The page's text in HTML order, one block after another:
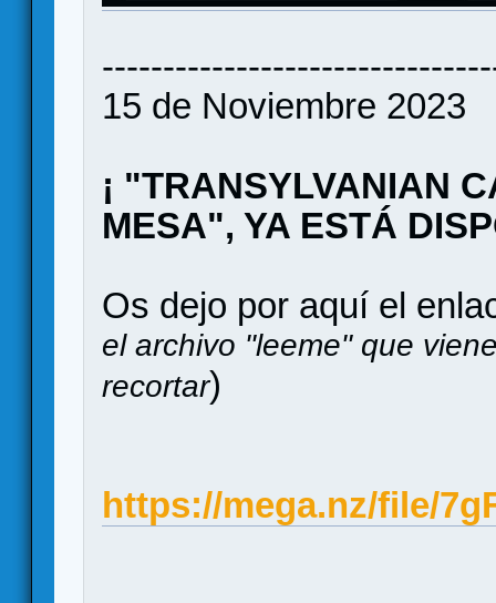
15 de Noviembre 2023
¡ "TRANSYLVANIAN
MESA", YA ESTÁ
Os dejo por aquí el
el archivo "leeme" que
recortar)
https://mega.nz/file/